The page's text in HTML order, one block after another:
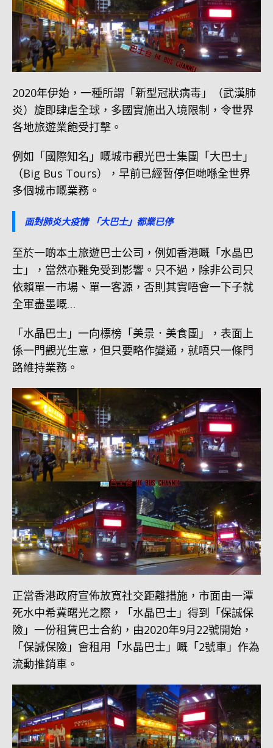
2020年伊始，一種所謂「新型冠狀病毒」（武漢肺
炎）旋即肆虐全球，多國實施出入境限制，令世界
各地旅遊業飽受打擊。
例如「國際知名」嘅城市觀光巴士集團「大巴士」
（Big Bus Tours），早前已經暫停佢哋喺全世界
多個城市嘅業務。
面對肺炎大疫情 「大巴士」都業已停
至於一啲本土旅遊巴士公司，例如香港嘅「水晶巴
士」，當然亦難免受到影響。只不過，除非公司只
依賴單一市場、單一客源，否則其實唔會一下子就
全軍盡墨嘅…
「水晶巴士」一向標榜「美景．美食團」，表面上
係一門觀光生意，但只要略作變通，就唔只一條門
路維持業務。
正當香港政府宣佈放寬社交距離措施，市面由一潭
死水中希冀曙光之際，「水晶巴士」得到「保誠保
險」一份租賃巴士合約，由2020年9月22號開始，
「保誠保險」會租用「水晶巴士」嘅「2號車」作為
流動推銷車。